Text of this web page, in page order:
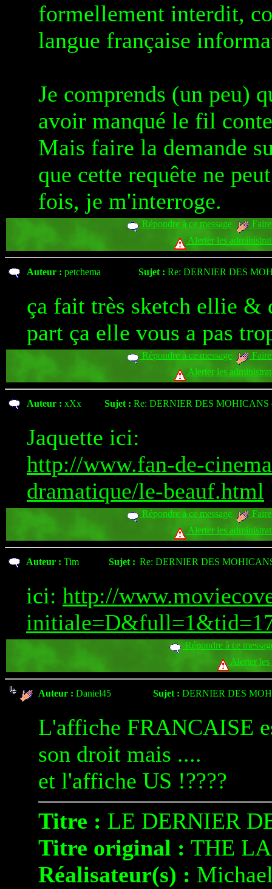
formellement interdit,
langue française
Je comprends (un peu)
avoir manqué le fil
Mais faire la demande
que cette requête ne
fois, je m'interroge.
Répondre à ce message
Alerter les
Auteur : petchema Sujet : Re: DERNIER DES
ça fait très sketch ellie &
part ça elle vous a pas
Répondre à ce message
Alerter les
Auteur : xXx Sujet : Re: DERNIER DES MOHICANS
Jaquette ici:
http://www.fan-de-
dramatique/le-beauf.html
Répondre à ce message
Alerter les
Auteur : Tim Sujet : Re: DERNIER DES
ici: http://
Répondre à ce
Alerter les
Auteur : Daniel45 Sujet : DERNIER DES
L'affiche FRANCAISE
son droit mais ....
et l'affiche US !????
Titre : LE DERNIER
Titre original : THE
Réalisateur(s) :